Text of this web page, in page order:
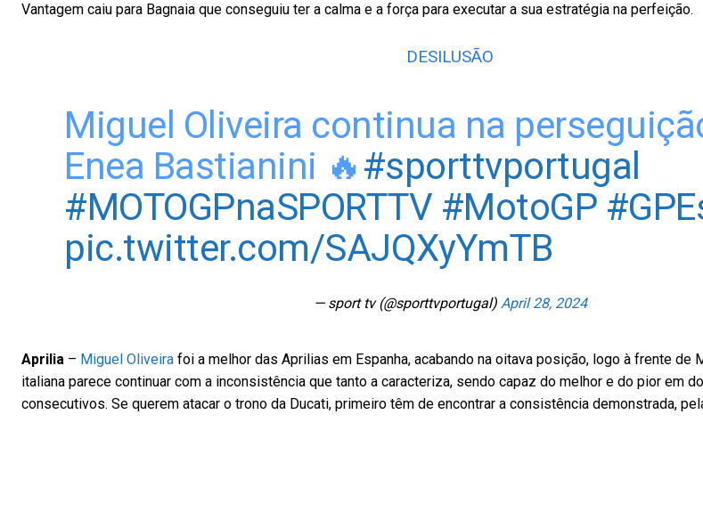
Vantagem caiu para Bagnaia que conseguiu ter a calma e a força para executar a sua estratégia na perfeição.
DESILUSÃO
Miguel Oliveira continua na
Enea Bastianini 🔥 #sporttvportugal
#MOTOGPnaSPORTTV #MotoGP
pic.twitter.com/SAJQXyYmTB
— sport tv (@sporttvportugal) April 28, 2024
Aprilia – Miguel Oliveira foi a melhor das Aprilias em Espanha, acabando na oitava posição, logo à frente de
italiana parece continuar com a inconsistência que tanto a caracteriza, sendo capaz do melhor e do pior em
consecutivos. Se querem atacar o trono da Ducati, primeiro têm de encontrar a consistência demonstrada,